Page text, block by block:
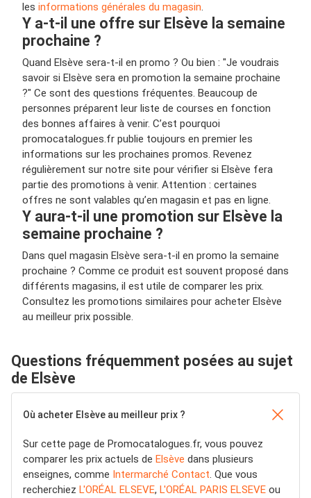
les informations générales du magasin.
Y a-t-il une offre sur Elsève la semaine
prochaine ?
Quand Elsève sera-t-il en promo ? Ou bien : "Je voudrais
savoir si Elsève sera en promotion la semaine prochaine
?" Ce sont des questions fréquentes. Beaucoup de
personnes préparent leur liste de courses en fonction
des bonnes affaires à venir. C’est pourquoi
promocatalogues.fr publie toujours en premier les
informations sur les prochaines promos. Revenez
régulièrement sur notre site pour vérifier si Elsève fera
partie des promotions à venir. Attention : certaines
offres ne sont valables qu’en magasin et pas en ligne.
Y aura-t-il une promotion sur Elsève la
semaine prochaine ?
Dans quel magasin Elsève sera-t-il en promo la semaine
prochaine ? Comme ce produit est souvent proposé dans
différents magasins, il est utile de comparer les prix.
Consultez les promotions similaires pour acheter Elsève
au meilleur prix possible.
Questions fréquemment posées au sujet
de Elsève
Où acheter Elsève au meilleur prix ?
Sur cette page de Promocatalogues.fr, vous pouvez
comparer les prix actuels de Elsève dans plusieurs
enseignes, comme Intermarché Contact. Que vous
recherchiez L'ORÉAL ELSEVE, L'ORÉAL PARIS ELSEVE ou